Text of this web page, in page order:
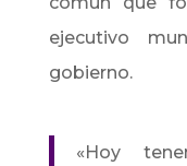
ejecutivo
gobierno.
«Hoy